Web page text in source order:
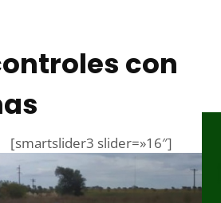
con
[smartslider3 slider=»16″]